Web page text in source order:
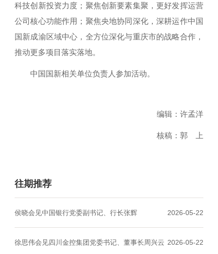
科技创新投资力度；聚焦创新要素集聚，更好发挥运营
公司核心功能作用；聚焦央地协同深化，深耕运作中国
国新成渝区域中心，全方位深化与重庆市的战略合作，
推动更多项目落实落地。
中国国新相关单位负责人参加活动。
编辑：许孟洋
核稿：郭 上
往期推荐
侯晓会见中国银行党委副书记、行长张辉 2026-05-22
徐思伟会见四川金控集团党委书记、董事长周兴云 2026-05-22